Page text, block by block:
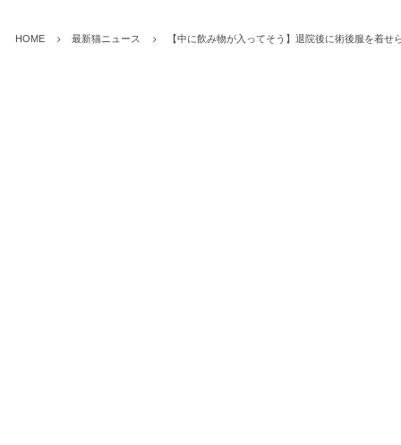
HOME 最新猫ニュース 【中に飲み物が入ってそう】退院後に術後服を着